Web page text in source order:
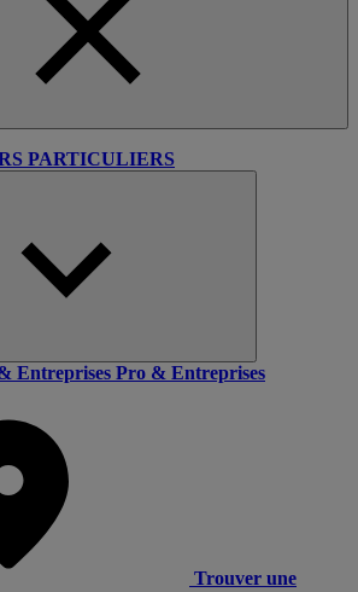
PARTICULIERS
Entreprises Pro & Entreprises
Trouver une